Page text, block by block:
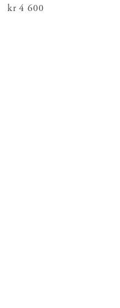
Pris :kr 4 600
kr 4 600